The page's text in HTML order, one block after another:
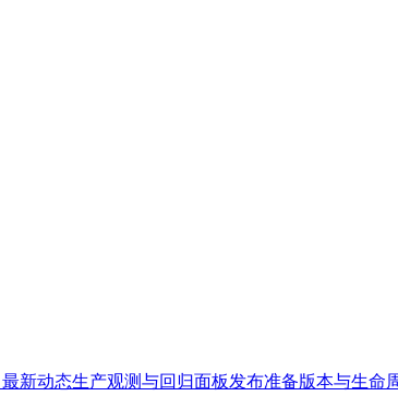
新动态生产观测与回归面板发布准备版本与生命